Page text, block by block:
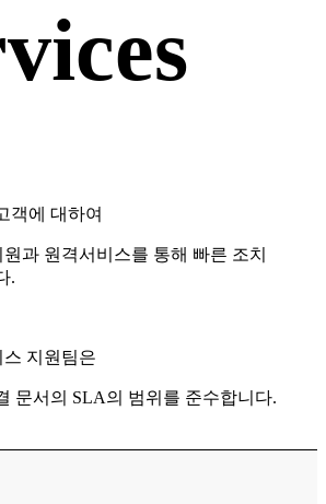
객에 대하여
과 원격서비스를 통해 빠른 조치
.
지원팀은
문서의 SLA의 범위를 준수합니다.